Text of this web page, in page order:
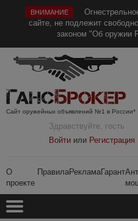
ВНИМАНИЕ
сайте, не подлежит
законом "Об оружии
Сайт оружейных объявлений №1 в России*
Здравствуйте, гость
Войти или Регистрация
О
проекте
ПравилаРекламаГарант